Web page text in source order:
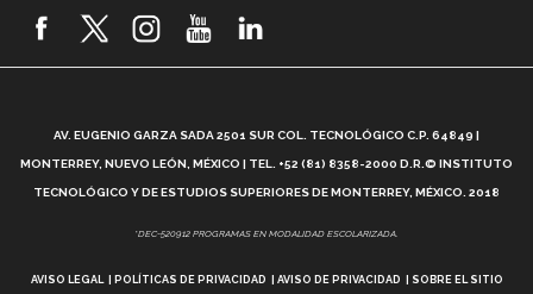
2026! (video)
¿Cómo es el Modelo Educativo Tec? (video)
Vida Tec: Feminismo e Inteligencia Artificial, Paola
AV. EUGENIO GARZA SADA 2501 SUR COL. TECNOLÓGICO C.P. 64849 |
MONTERREY, NUEVO LEÓN, MÉXICO | TEL. +52 (81) 8358-2000 D.R.© INSTITUTO
TECNOLÓGICO Y DE ESTUDIOS SUPERIORES DE MONTERREY, MÉXICO. 2018
*DEC-520912 PROGRAMAS EN MODALIDAD ESCOLARIZADA.
AVISO LEGAL POLÍTICAS DE PRIVACIDAD AVISO DE PRIVACIDAD SOBRE EL SITIO